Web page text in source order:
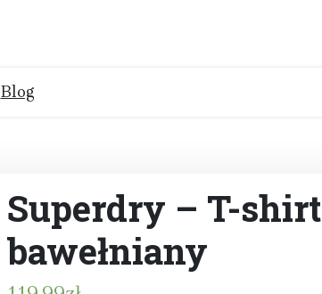
Blog
Superdry – T-shirt
bawełniany